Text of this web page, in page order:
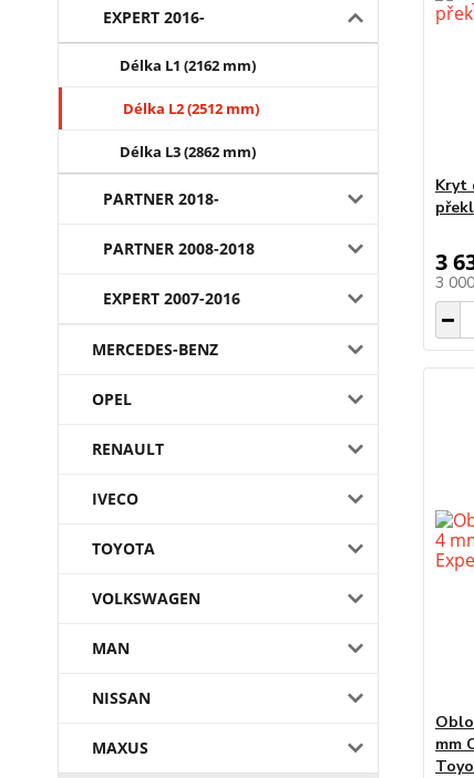
EXPERT 2016-
Délka L1 (2162 mm)
Délka L2 (2512 mm)
Délka L3 (2862 mm)
PARTNER 2018-
PARTNER 2008-2018
EXPERT 2007-2016
MERCEDES-BENZ
OPEL
RENAULT
IVECO
TOYOTA
VOLKSWAGEN
MAN
NISSAN
MAXUS
Kryt
3
3
mm